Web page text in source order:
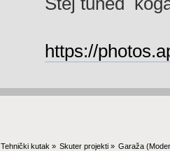
https://
Tehnički kutak » Skuter projekti» Garaža